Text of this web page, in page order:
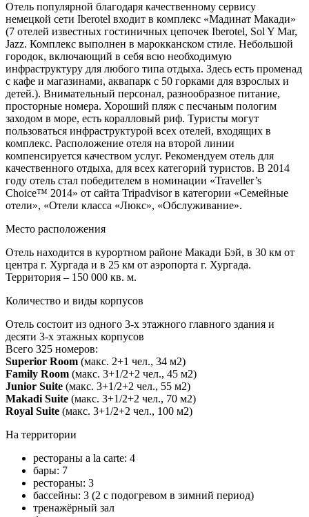
Отель популярной благодаря качественному сервису
немецкой сети Iberotel входит в комплекс «Мадинат Макади»
(7 отелей известных гостиничных цепочек Iberotel, Sol Y Mar,
Jazz. Комплекс выполнен в марокканском стиле. Небольшой
городок, включающий в себя всю необходимую
инфраструктуру для любого типа отдыха. Здесь есть променад
с кафе и магазинами, аквапарк с 50 горками для взрослых и
детей.). Внимательный персонал, разнообразное питание,
просторные номера. Хороший пляж с песчаным пологим
заходом в море, есть коралловый риф. Туристы могут
пользоваться инфраструктурой всех отелей, входящих в
комплекс. Расположение отеля на второй линии
компенсируется качеством услуг. Рекомендуем отель для
качественного отдыха, для всех категорий туристов. В 2014
году отель стал победителем в номинации «Traveller’s
Choice™ 2014» от сайта Tripadvisor в категории «Семейные
отели», «Отели класса «Люкс», «Обслуживание».
Место расположения
Отель находится в курортном районе Макади Бэй, в 30 км от
центра г. Хургада и в 25 км от аэропорта г. Хургада.
Территория – 150 000 кв. м.
Количество и виды корпусов
Отель состоит из одного 3-х этажного главного здания и
десяти 3-х этажных корпусов
Всего 325 номеров:
Superior Room (макс. 2+1 чел., 34 м2)
Family Room (макс. 3+1/2+2 чел., 45 м2)
Junior Suite (макс. 3+1/2+2 чел., 55 м2)
Makadi Suite (макс. 3+1/2+2 чел., 70 м2)
Royal Suite (макс. 3+1/2+2 чел., 100 м2)
На территории
рестораны a la carte: 4
бары: 7
рестораны: 3
бассейны: 3 (2 с подогревом в зимний период)
тренажёрный зал